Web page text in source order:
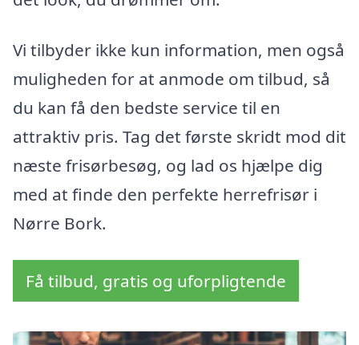
Vi tilbyder ikke kun information, men også
muligheden for at anmode om tilbud, så
du kan få den bedste service til en
attraktiv pris. Tag det første skridt mod dit
næste frisørbesøg, og lad os hjælpe dig
med at finde den perfekte herrefrisør i
Nørre Bork.
Få tilbud, gratis og uforpligtende